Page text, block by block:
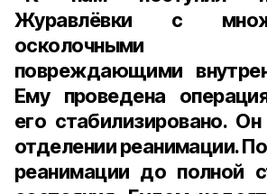
Журавлёвки с
осколочными
повреждающими
Ему проведена
его стабилизировано.
отделении реанимации.
реанимации до полной